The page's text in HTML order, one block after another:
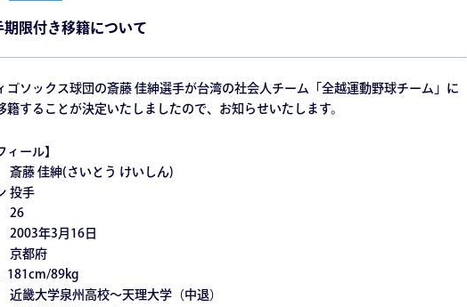
期限付き移籍について
ゴソックス球団の斎藤 佳紳選手が台湾の社会人チーム「全越運動野球チーム」に
籍することが決定いたしましたので、お知らせいたします。
ィール】
佳紳(さいとう けいしん)
投手
26
年3月16日
都府
181cm/89kg
大学泉州高校～天理大学（中退）